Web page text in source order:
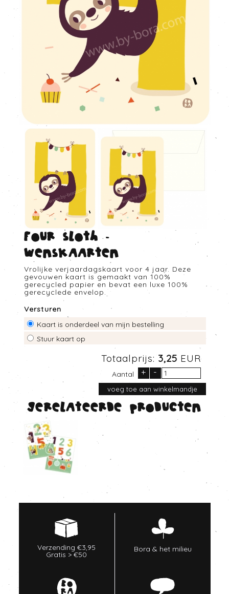
Four sloth -
Wenskaarten
Vrolijke verjaardagskaart voor 4 jaar. Deze
gevouwen kaart is gemaakt van 100%
gerecycled papier en bevat een luxe 100%
gerecyclede envelop.
Versturen
Kaart is onderdeel van mijn bestelling
Stuur kaart op
Totaalprijs: 3,25 EUR
Aantal + -
Gerelateerde producten
Verzending €3,95
Gratis > €50
Bora & het milieu